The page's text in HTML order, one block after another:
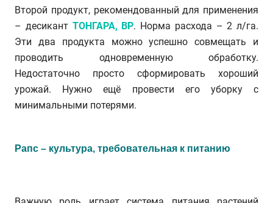
Второй продукт, рекомендованный для применения
– десикант ТОНГАРА, ВР. Норма расхода – 2 л/га.
Эти два продукта можно успешно совмещать и
проводить одновременную обработку.
Недостаточно просто сформировать хороший
урожай. Нужно ещё провести его уборку с
минимальными потерями.
Рапс – культура, требовательная к питанию